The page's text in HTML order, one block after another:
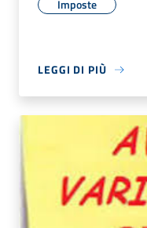
Imposte
LEGGI DI PIÙ